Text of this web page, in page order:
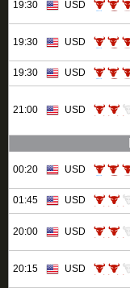
19:30 USD
19:30 USD
19:30 USD
21:00 USD
00:20 USD
01:45
USD
20:00 USD
20:15 USD